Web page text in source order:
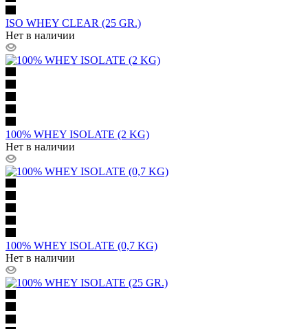
ISO WHEY CLEAR (25 GR.)
Нет в наличии
100% WHEY ISOLATE (2 KG)
Нет в наличии
100% WHEY ISOLATE (0,7 KG)
Нет в наличии